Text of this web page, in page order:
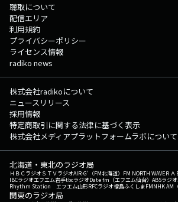
聴取について
配信エリア
利用規約
プライバシーポリシー
ライセンス情報
radiko news
株式会社radikoについて
ニュースリリース
採用情報
特定商取引に関する法律に基づく表示
株式会社メディアプラットフォームラボについて
北海道・東北のラジオ局
ＨＢＣラジオＳＴＶラジオAIR-G'（FM北海道） FM NORTH WAVEＲＡ
IBCラジオエフエム岩手tbcラジオDate fm（エフエム仙台） ABSラジオ
Rhythm Station エフエム山形RFCラジオ福島ふくしまFMNHK AM
関東のラジオ局